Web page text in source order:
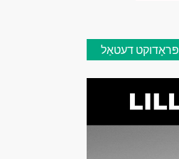
פּראָדוקט דעטאַל